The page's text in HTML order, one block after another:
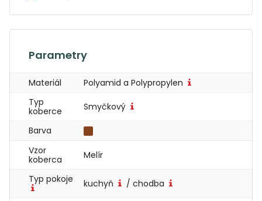
Parametry
Materiál
Polyamid a Polypropylen
Typ
koberce
Smyčkový
Barva
Vzor
koberca
Melír
Typ pokoje kuchyň / chodba